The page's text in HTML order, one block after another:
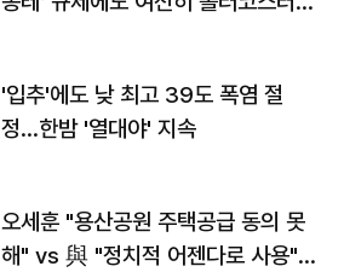
'입추'에도 낮 최고 39도 폭염 절
정…한밤 '열대야' 지속
오세훈 "용산공원 주택공급 동의 못
해" vs 與 "정치적 어젠다로 사용"